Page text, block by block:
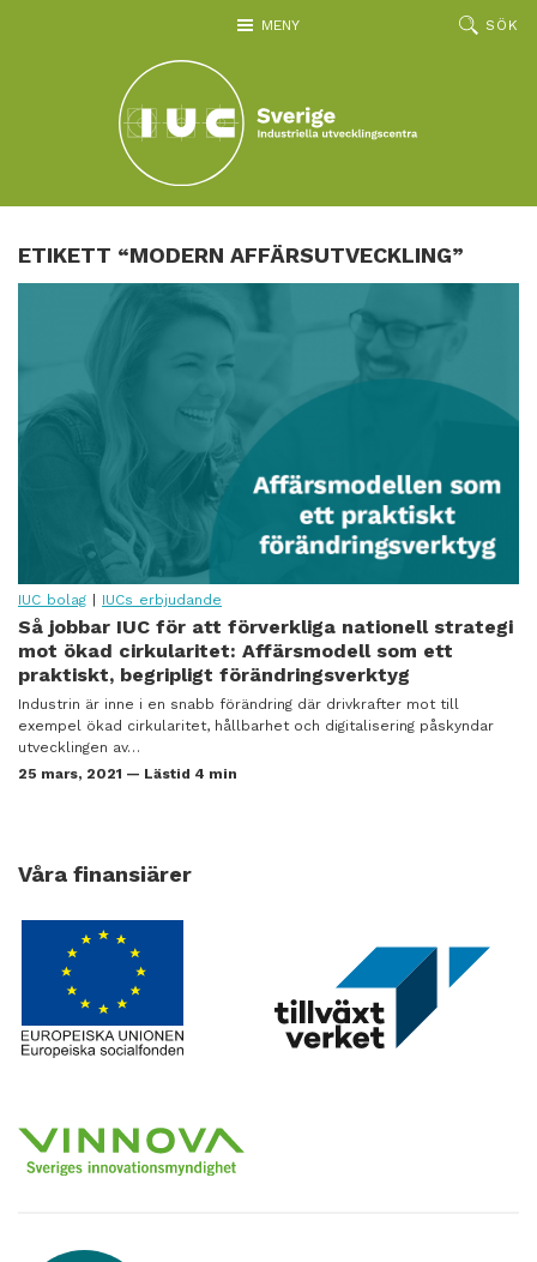
MENY SÖK
ETIKETT “MODERN AFFÄRSUTVECKLING”
IUC bolag | IUCs erbjudande
Så jobbar IUC för att förverkliga nationell strategi
mot ökad cirkularitet: Affärsmodell som ett
praktiskt, begripligt förändringsverktyg
Industrin är inne i en snabb förändring där drivkrafter mot till
exempel ökad cirkularitet, hållbarhet och digitalisering påskyndar
utvecklingen av…
25 mars, 2021 — Lästid 4 min
Våra finansiärer